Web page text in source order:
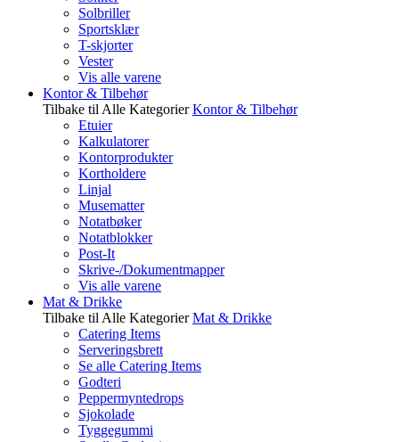
Solbriller
Sportsklær
T-skjorter
Vester
Vis alle varene
Kontor & Tilbehør
Tilbake til Alle Kategorier Kontor & Tilbehør
Etuier
Kalkulatorer
Kontorprodukter
Kortholdere
Linjal
Musematter
Notatbøker
Notatblokker
Post-It
Skrive-/Dokumentmapper
Vis alle varene
Mat & Drikke
Tilbake til Alle Kategorier Mat & Drikke
Catering Items
Serveringsbrett
Se alle Catering Items
Godteri
Peppermyntedrops
Sjokolade
Tyggegummi